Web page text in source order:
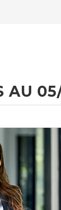
AU